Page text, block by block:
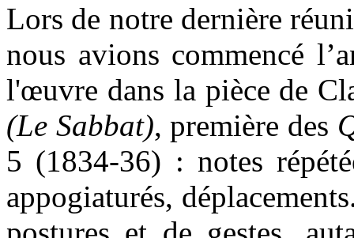
Lors de notre dernière
nous avions commencé
l'œuvre dans la pièce de
(Le Sabbat), première des
5 (1834-36) : notes
appogiaturés,